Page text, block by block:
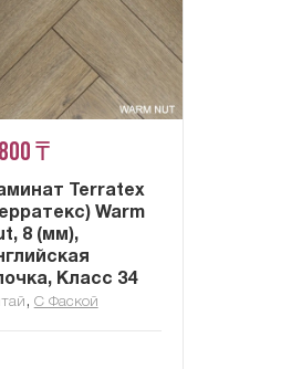
₸
Terratex
Warm
8 (мм),
Класс 34
, С Фаской